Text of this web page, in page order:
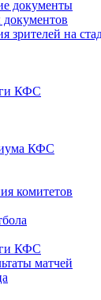
документы
зрителей на
КФС
КФС
комитетов
КФС
матчей